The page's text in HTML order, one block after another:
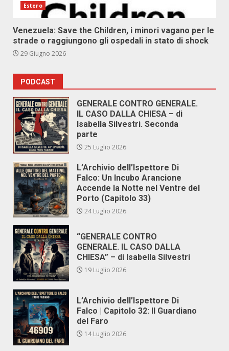
Estero
Venezuela: Save the Children, i minori vagano per le
strade o raggiungono gli ospedali in stato di shock
29 Giugno 2026
PODCAST
GENERALE CONTRO GENERALE.
IL CASO DALLA CHIESA – di
Isabella Silvestri. Seconda
parte
25 Luglio 2026
L’Archivio dell’Ispettore Di
Falco: Un Incubo Arancione
Accende la Notte nel Ventre del
Porto (Capitolo 33)
24 Luglio 2026
“GENERALE CONTRO
GENERALE. IL CASO DALLA
CHIESA” – di Isabella Silvestri
19 Luglio 2026
L’Archivio dell’Ispettore Di
Falco | Capitolo 32: Il Guardiano
del Faro
14 Luglio 2026